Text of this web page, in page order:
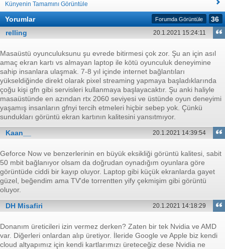
Künyenin Tamamını Görüntüle
Yorumlar 36
Forumda Görüntüle
relling 20.1.2021 15:24:11
Masaüstü oyunculuksunu şu evrede bitirmesi çok zor. Şu an için asıl
amaç ekran kartı vs almayan laptop ile kötü oyunculuk deneyimine
sahip insanlara ulaşmak. 7-8 yıl içinde internet bağlantıları
yükseldiğinde direkt olarak pixel streaming yapmaya başladıklarında
çoğu kişi gfn gibi servisleri kullanmaya başlayacaktır. Şu anki haliyle
masaüstünde en azından rtx 2060 seviyesi ve üstünde oyun deneyimi
yaşamış insanların gfnyi tercih etmeleri hiçbir sebep yok. Çünkü
sundukları görüntü ekran kartının kalitesini yansıtmıyor.
Kaan__
20.1.2021 14:39:54
Geforce Now ve benzerlerinin en büyük eksikliği görüntü kalitesi, sabit
50 mbit bağlanıyor olsam da doğrudan oynadığım oyunlara göre
görüntüde ciddi bir kayıp oluyor. Laptop gibi küçük ekranlarda gayet
güzel, beğendim ama TV'de torrentten yify çekmişim gibi görüntü
oluyor.
DH Misafiri
20.1.2021 14:18:29
Donanım üreticileri izin vermez derken? Zaten bir tek Nvidia ve AMD
var. Diğerleri onlardan alıp üretiyor. İleride Google ve Apple biz kendi
cloud altyapımız için kendi kartlarımızı üreteceğiz dese Nvidia ne